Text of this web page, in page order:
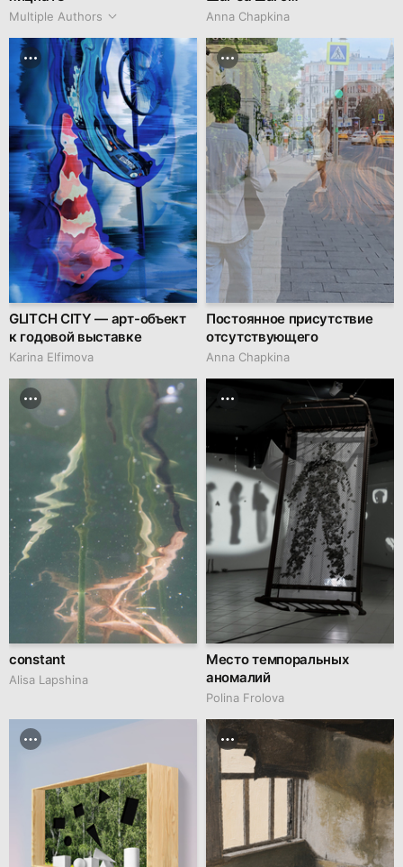
Multiple Authors Anna Chapkina
GLITCH CITY — арт-объект
к годовой выставке
Karina Elfimova
Постоянное присутствие
отсутствующего
Anna Chapkina
constant
Аlisa Lapshina
Место темпоральных
аномалий
Polina Frolova